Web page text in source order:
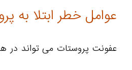
عوامل خطر ابتلا به
عفونت پروستات می تواند در